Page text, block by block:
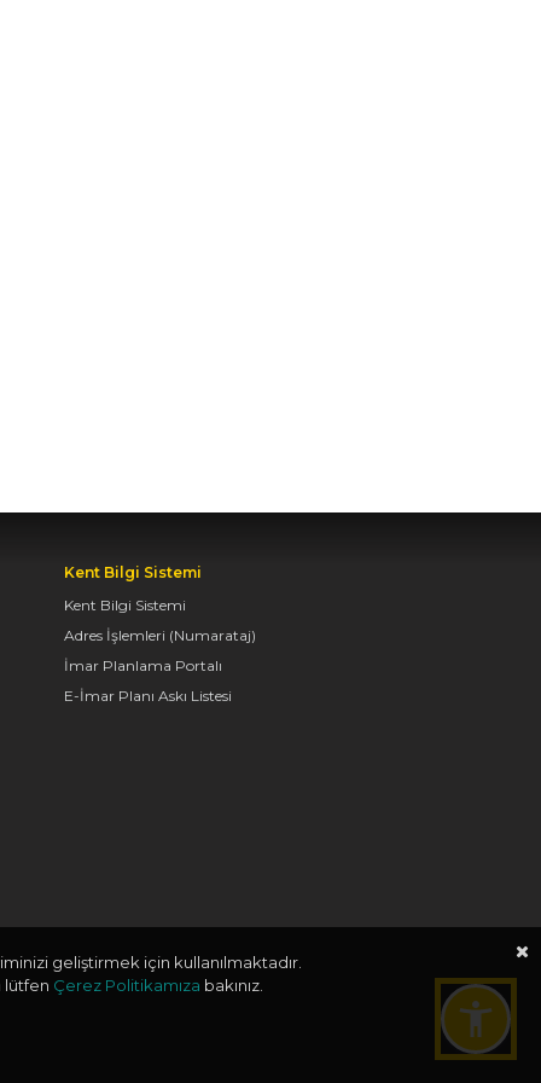
TAŞ BİNA’DA “KONYA
BİSİKLET FESTİVALİ”
Kent Bilgi Sistemi
Kent Bilgi Sistemi
Adres İşlemleri (Numarataj)
İmar Planlama Portalı
E-İmar Planı Askı Listesi
geliştirmek için kullanılmaktadır.
lütfen Çerez Politikamıza bakınız.